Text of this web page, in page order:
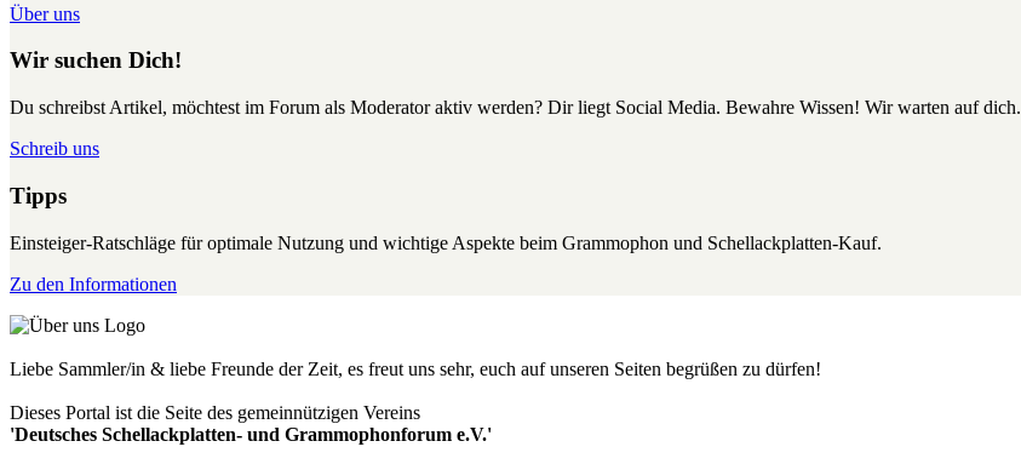
Über uns
Wir suchen Dich!
Du schreibst Artikel, möchtest im Forum als Moderator aktiv werden? Dir liegt Social Media. Bewahre Wissen! Wir warten auf dich.
Schreib uns
Tipps
Einsteiger-Ratschläge für optimale Nutzung und wichtige Aspekte beim Grammophon und Schellackplatten-Kauf.
Zu den Informationen
Liebe Sammler/in & liebe Freunde der Zeit, es freut uns sehr, euch auf unseren Seiten begrüßen zu dürfen!
Dieses Portal ist die Seite des gemeinnützigen Vereins
'Deutsches Schellackplatten- und Grammophonforum e.V.'